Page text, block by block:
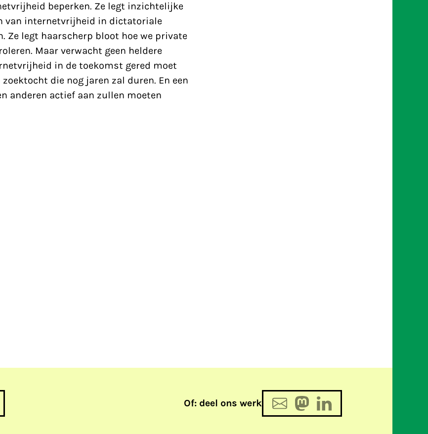
beperken. Ze legt inzichtelijke
van internetvrijheid in dictatoriale
Ze legt haarscherp bloot hoe we private
Maar verwacht geen heldere
in de toekomst gered moet
die nog jaren zal duren. En een
anderen actief aan zullen moeten
Of: deel ons werk